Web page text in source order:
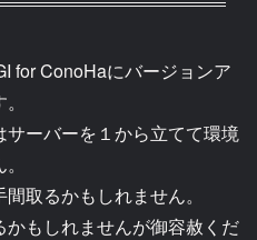
for ConoHaにバージョンア
ーバーを１から立てて環境
取るかもしれません。
もしれませんが御容赦くだ